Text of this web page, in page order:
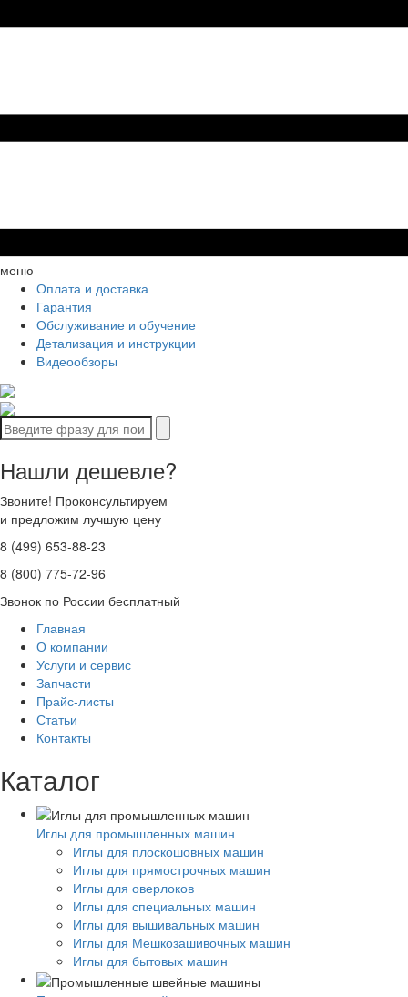
меню
Оплата и доставка
Гарантия
Обслуживание и обучение
Детализация и инструкции
Видеообзоры
Нашли дешевле?
Звоните! Проконсультируем
и предложим лучшую цену
8 (499) 653-88-23
8 (800) 775-72-96
Звонок по России бесплатный
Главная
О компании
Услуги и сервис
Запчасти
Прайс-листы
Статьи
Контакты
Каталог
Иглы для промышленных машин
Иглы для плоскошовных машин
Иглы для прямострочных машин
Иглы для оверлоков
Иглы для специальных машин
Иглы для вышивальных машин
Иглы для Мешкозашивочных машин
Иглы для бытовых машин